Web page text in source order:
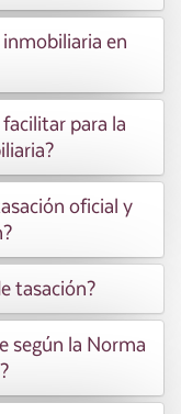
en
para la
oficial y
tasación?
según la Norma